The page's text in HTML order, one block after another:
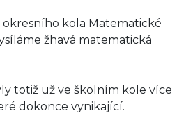
okresního kola Matematické
žhavá matematická
totiž už ve školním kole více
dokonce vynikající.